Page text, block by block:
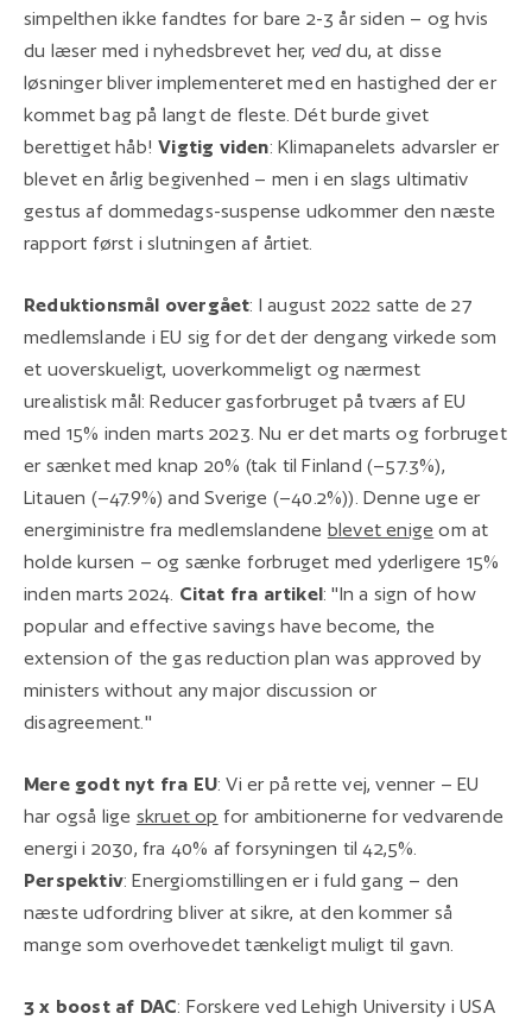
simpelthen ikke fandtes for bare 2-3 år siden – og hvis
du læser med i nyhedsbrevet her, ved du, at disse
løsninger bliver implementeret med en hastighed der er
kommet bag på langt de fleste. Dét burde givet
berettiget håb!Vigtig viden: Klimapanelets advarsler er
blevet en årlig begivenhed – men i en slags ultimativ
gestus af dommedags-suspense udkommer den næste
rapport først i slutningen af årtiet.
Reduktionsmål overgået: I august 2022 satte de 27
medlemslande i EU sig for det der dengang virkede som
et uoverskueligt, uoverkommeligt og nærmest
urealistisk mål: Reducer gasforbruget på tværs af EU
med 15% inden marts 2023. Nu er det marts og forbruget
er sænket med knap 20% (tak til Finland (–57.3%),
Litauen (–47.9%) and Sverige (–40.2%)). Denne uge er
energiministre fra medlemslandene blevet enige om at
holde kursen – og sænke forbruget med yderligere 15%
inden marts 2024. Citat fra artikel: "In a sign of how
popular and effective savings have become, the
extension of the gas reduction plan was approved by
ministers without any major discussion or
disagreement."
Mere godt nyt fra EU: Vi er på rette vej, venner – EU
har også lige skruet op for ambitionerne for vedvarende
energi i 2030, fra 40% af forsyningen til 42,5%.
Perspektiv: Energiomstillingen er i fuld gang – den
næste udfordring bliver at sikre, at den kommer så
mange som overhovedet tænkeligt muligt til gavn.
3 x boost af DAC: Forskere ved Lehigh University i USA